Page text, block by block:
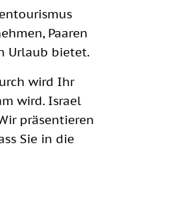
Paaren
Urlaub bietet.
wird Ihr
wird. Israel
präsentieren
Sie in die